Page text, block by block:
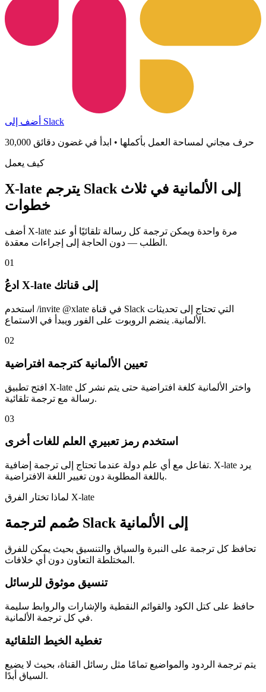
أضف إلى Slack
30,000 حرف مجاني لمساحة العمل بأكملها • ابدأ في غضون دقائق
كيف يعمل
X-late يترجم Slack إلى الألمانية في ثلاث
خطوات
أضف X-late مرة واحدة ويمكن ترجمة كل رسالة تلقائيًا أو عند
الطلب — دون الحاجة إلى إجراءات معقدة.
01
ادعُ X-late إلى قناتك
استخدم /invite @xlate في قناة Slack التي تحتاج إلى تحديثات
الألمانية. ينضم الروبوت على الفور ويبدأ في الاستماع.
02
تعيين الألمانية كترجمة افتراضية
افتح تطبيق X-late واختر الألمانية كلغة افتراضية حتى يتم نشر كل
رسالة مع ترجمة تلقائية.
03
استخدم رمز تعبيري العلم للغات أخرى
تفاعل مع أي علم دولة عندما تحتاج إلى ترجمة إضافية. X-late يرد
باللغة المطلوبة دون تغيير اللغة الافتراضية.
لماذا تختار الفرق X-late
صُمم لترجمة Slack إلى الألمانية
تحافظ كل ترجمة على النبرة والسياق والتنسيق بحيث يمكن للفرق
المختلطة التعاون دون أي خلافات.
تنسيق موثوق للرسائل
حافظ على كتل الكود والقوائم النقطية والإشارات والروابط سليمة
في كل ترجمة الألمانية.
تغطية الخيط التلقائية
يتم ترجمة الردود والمواضيع تمامًا مثل رسائل القناة، بحيث لا يضيع
السياق أبدًا.